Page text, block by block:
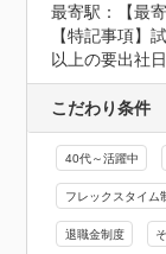
最寄駅：【最
【特記事項】
以上の要出社日
こだわり条件
40代～活躍中
フレックスタイム
退職金制度